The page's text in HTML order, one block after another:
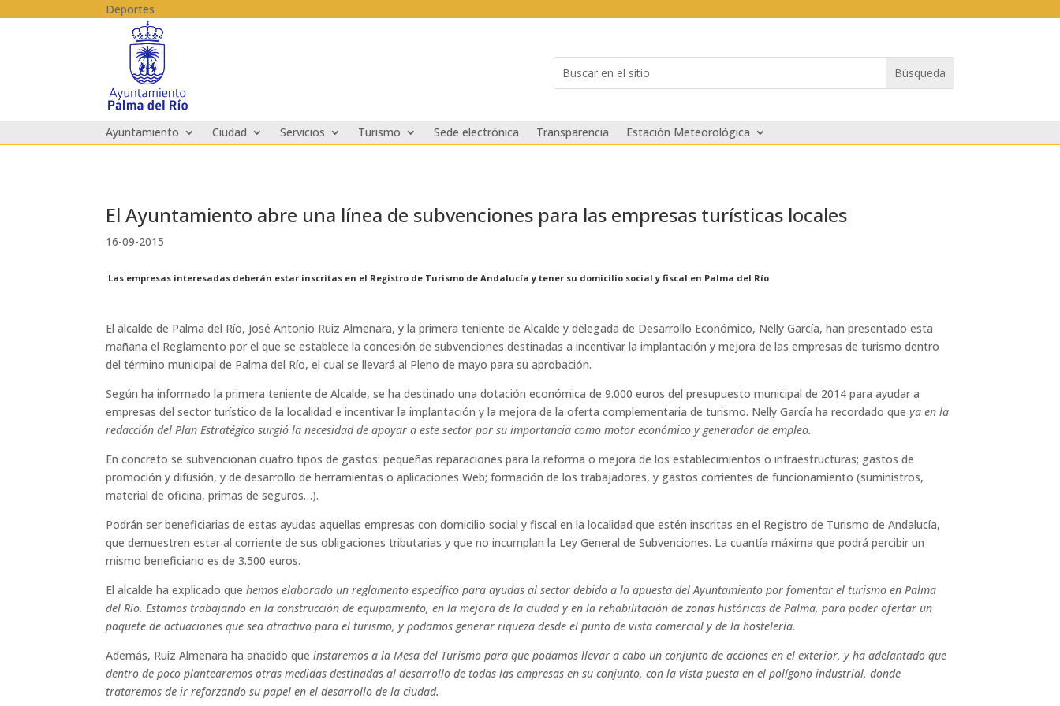
Deportes
for...
Ayuntamiento Ciudad Servicios Turismo Sede electrónica Transparencia Estación Meteorológica
El Ayuntamiento abre una línea de subvenciones para las empresas turísticas locales
16-09-2015
Las empresas interesadas deberán estar inscritas en el Registro de Turismo de Andalucía y tener su domicilio social y fiscal en Palma del Río
El alcalde de Palma del Río, José Antonio Ruiz Almenara, y la primera teniente de Alcalde y delegada de Desarrollo Económico, Nelly García, han presentado esta
mañana el Reglamento por el que se establece la concesión de subvenciones destinadas a incentivar la implantación y mejora de las empresas de turismo dentro
del término municipal de Palma del Río, el cual se llevará al Pleno de mayo para su aprobación.
Según ha informado la primera teniente de Alcalde, se ha destinado una dotación económica de 9.000 euros del presupuesto municipal de 2014 para ayudar a
empresas del sector turístico de la localidad e incentivar la implantación y la mejora de la oferta complementaria de turismo. Nelly García ha recordado queya en la
redacción del Plan Estratégico surgió la necesidad de apoyar a este sector por su importancia como motor económico y generador de empleo.
En concreto se subvencionan cuatro tipos de gastos: pequeñas reparaciones para la reforma o mejora de los establecimientos o infraestructuras; gastos de
promoción y difusión, y de desarrollo de herramientas o aplicaciones Web; formación de los trabajadores, y gastos corrientes de funcionamiento (suministros,
material de oficina, primas de seguros…).
Podrán ser beneficiarias de estas ayudas aquellas empresas con domicilio social y fiscal en la localidad que estén inscritas en el Registro de Turismo de Andalucía,
que demuestren estar al corriente de sus obligaciones tributarias y que no incumplan la Ley General de Subvenciones. La cuantía máxima que podrá percibir un
mismo beneficiario es de 3.500 euros.
El alcalde ha explicado quehemos elaborado un reglamento específico para ayudas al sector debido a la apuesta del Ayuntamiento por fomentar el turismo en Palma
del Río. Estamos trabajando en la construcción de equipamiento, en la mejora de la ciudad y en la rehabilitación de zonas históricas de Palma, para poder ofertar un
paquete de actuaciones que sea atractivo para el turismo, y podamos generar riqueza desde el punto de vista comercial y de la hostelería.
Además, Ruiz Almenara ha añadido queinstaremos a la Mesa del Turismo para que podamos llevar a cabo un conjunto de acciones en el exterior, y ha adelantado que
dentro de poco plantearemos otras medidas destinadas al desarrollo de todas las empresas en su conjunto, con la vista puesta en el polígono industrial, donde
trataremos de ir reforzando su papel en el desarrollo de la ciudad.